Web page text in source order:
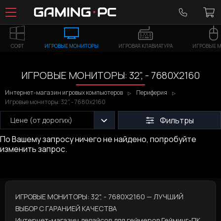
СОФТ ИГРОВЫЕ МОНИТОРЫ ИГРОВАЯ КЛАВИАТУРА ИГРОВЫЕ
ИГРОВЫЕ МОНИТОРЫ: 32", - 7680X2160
Интернет-магазин игровых компьютеров
Периферия
Игровые мониторы: 32", - 7680x2160
Цене (от дорогих)
Фильтры
По Вашему запросу ничего не найдено, попробуйте
изменить запрос.
ИГРОВЫЕ МОНИТОРЫ: 32", - 7680X2160 — ЛУЧШИЙ
ВЫБОР С ГАРАНИЕЙ КАЧЕСТВА